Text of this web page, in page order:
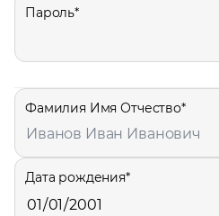
Пароль*
Фамилия Имя Отчество*
Дата рождения*